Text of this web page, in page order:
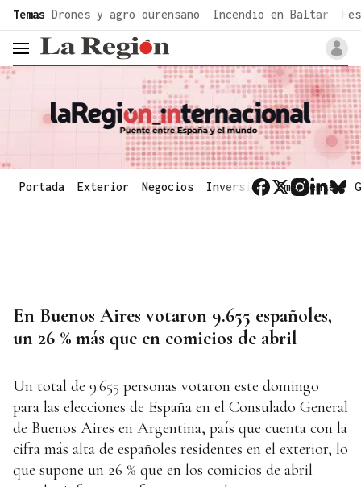
Temas Drones y agro ourensano Incendio en Baltar
header.menu.open
Portada Exterior Negocios Inversión Emergentes
En Buenos Aires votaron 9.655 españoles,
un 26 % más que en comicios de abril
Un total de 9.655 personas votaron este domingo
para las elecciones de España en el Consulado General
de Buenos Aires en Argentina, país que cuenta con la
cifra más alta de españoles residentes en el exterior, lo
que supone un 26 % que en los comicios de abril